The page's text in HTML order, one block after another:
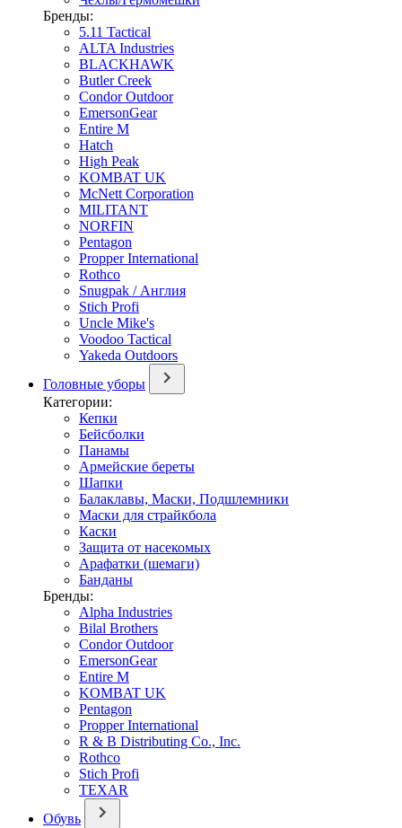
Бренды:
5.11 Tactical
ALTA Industries
BLACKHAWK
Butler Creek
Condor Outdoor
EmersonGear
Entire M
Hatch
High Peak
KOMBAT UK
McNett Corporation
MILITANT
NORFIN
Pentagon
Propper International
Rothco
Snugpak / Англия
Stich Profi
Uncle Mike's
Voodoo Tactical
Yakeda Outdoors
Головные уборы
Категории:
Кепки
Бейсболки
Панамы
Армейские береты
Шапки
Балаклавы, Маски, Подшлемники
Маски для страйкбола
Каски
Защита от насекомых
Арафатки (шемаги)
Банданы
Бренды:
Alpha Industries
Bilal Brothers
Condor Outdoor
EmersonGear
Entire M
KOMBAT UK
Pentagon
Propper International
R & B Distributing Co., Inc.
Rothco
Stich Profi
TEXAR
Обувь